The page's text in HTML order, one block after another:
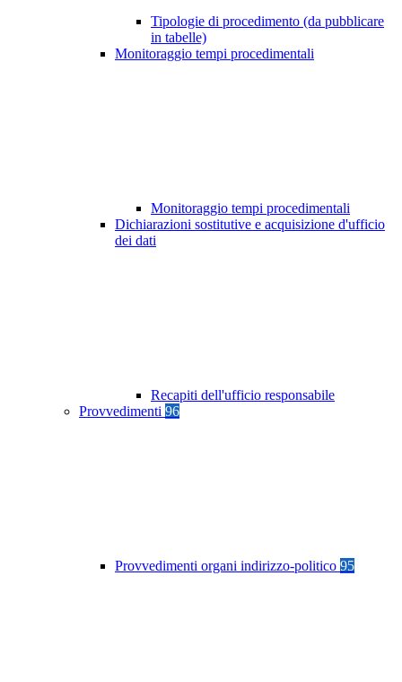
Tipologie di procedimento (da pubblicare
in tabelle)
Monitoraggio tempi procedimentali
Monitoraggio tempi procedimentali
Dichiarazioni sostitutive e acquisizione d'ufficio
dei dati
Recapiti dell'ufficio responsabile
Provvedimenti 96
Provvedimenti organi indirizzo-politico 95